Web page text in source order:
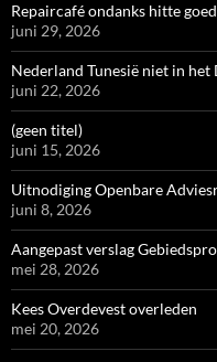
Repaircafé ondanks hitte
juni 29, 2026
Nederland Tunesië niet in
juni 22, 2026
(geen titel)
juni 15, 2026
Uitnodiging Openbare
juni 8, 2026
Aangepast verslag
mei 28, 2026
Kees Overdevest overleden
mei 20, 2026